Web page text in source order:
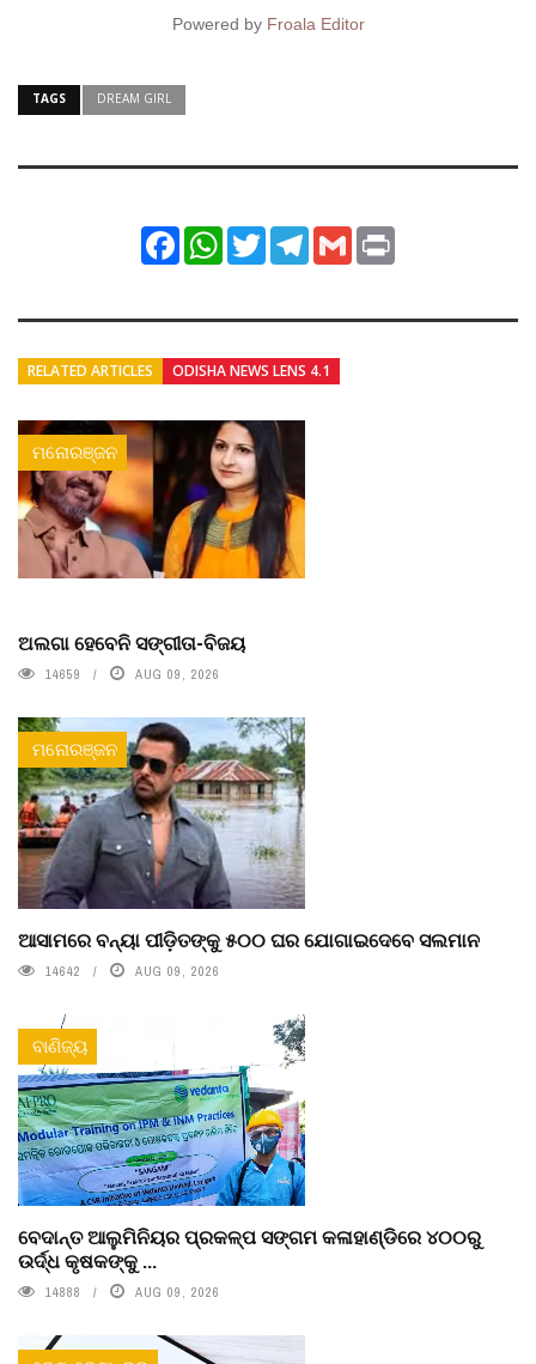
Powered by Froala Editor
TAGS DREAM GIRL
FacebookWhatsApp
TwitterTelegram
Gmail
RELATED ARTICLES ODISHA NEWS LENS 4.1
ମନୋରଞ୍ଜନ
ଅଲଗା ହେବେନି ସଙ୍ଗୀତା-ବିଜୟ
14659 AUG 09, 2026
ମନୋରଞ୍ଜନ
ଆସାମରେ ବନ୍ୟା ପୀଡ଼ିତଙ୍କୁ ୫୦୦ ଘର ଯୋଗାଇଦେବେ ସଲମାନ
14642 AUG 09, 2026
ବାଣିଜ୍ୟ
ବେଦାନ୍ତ ଆଲୁମିନିୟର ପ୍ରକଳ୍ପ ସଙ୍ଗମ କଳାହାଣ୍ଡିରେ ୪୦୦ରୁ
ଉର୍ଦ୍ଧ କୃଷକଙ୍କୁ ...
14888 AUG 09, 2026